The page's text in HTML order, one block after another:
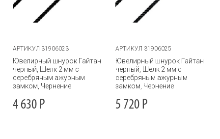
АРТИКУЛ 31906023
Ювелирный шнурок Гайтан
черный, Шелк 2 мм с
серебряным ажурным
замком, Чернение
4 630 Р
АРТИКУЛ 31906025
Ювелирный шнурок Гайтан
черный, Шелк 2 мм с
серебряным ажурным
замком, Чернение
5 720 Р